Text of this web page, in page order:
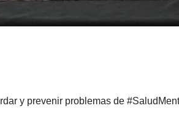
y prevenir problemas de